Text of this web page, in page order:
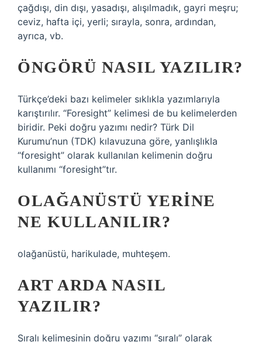
çağdışı, din dışı, yasadışı, alışılmadık, gayri meşru;
ceviz, hafta içi, yerli; sırayla, sonra, ardından,
ayrıca, vb.
ÖNGÖRÜ NASIL YAZILIR?
Türkçe’deki bazı kelimeler sıklıkla yazımlarıyla
karıştırılır. “Foresight” kelimesi de bu kelimelerden
biridir. Peki doğru yazımı nedir? Türk Dil
Kurumu’nun (TDK) kılavuzuna göre, yanlışlıkla
“foresight” olarak kullanılan kelimenin doğru
kullanımı “foresight”tır.
OLAĞANÜSTÜ YERINE
NE KULLANILIR?
olağanüstü, harikulade, muhteşem.
ART ARDA NASIL
YAZILIR?
Sıralı kelimesinin doğru yazımı “sıralı” olarak